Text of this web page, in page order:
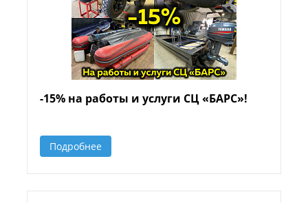
-15% на работы и услуги СЦ «БАРС»!
Подробнее